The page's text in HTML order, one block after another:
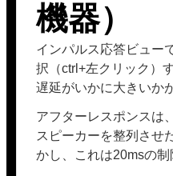
機器）
インパルス応答ビュー
択（ctrl+左クリック）
遅延がいかに大きいか
アフターレスポンスは
スピーカーを整列させ
かし、これは20msの制